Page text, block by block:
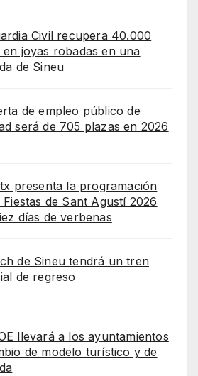
Civil recupera 40.000
joyas robadas en una
de Sineu
de empleo público de
será de 705 plazas en 2026
presenta la programación
Fiestas de Sant Agustí 2026
días de verbenas
de Sineu tendrá un tren
de regreso
llevará a los ayuntamientos
de modelo turístico y de